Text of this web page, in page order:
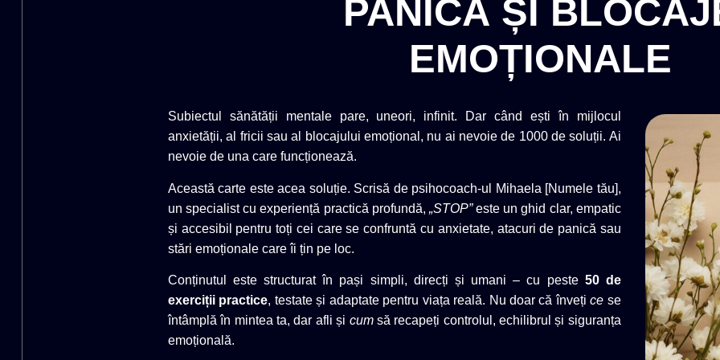
PANICĂ ȘI
EMOȚIONALE
Subiectul sănătății mentale pare, uneori, infinit. Dar când ești în mijlocul
anxietății, al fricii sau al blocajului emoțional, nu ai nevoie de 1000 de soluții. Ai
nevoie de una care funcționează.
Această carte este acea soluție. Scrisă de psihocoach-ul Mihaela [Numele tău],
un specialist cu experiență practică profundă, „STOP”este un ghid clar, empatic
și accesibil pentru toți cei care se confruntă cu anxietate, atacuri de panică sau
stări emoționale care îi țin pe loc.
Conținutul este structurat în pași simpli, direcți și umani – cu peste 50 de
exerciții practice, testate și adaptate pentru viața reală. Nu doar că învețice se
întâmplă în mintea ta, dar afli și cumsă recapeți controlul, echilibrul și siguranța
emoțională.